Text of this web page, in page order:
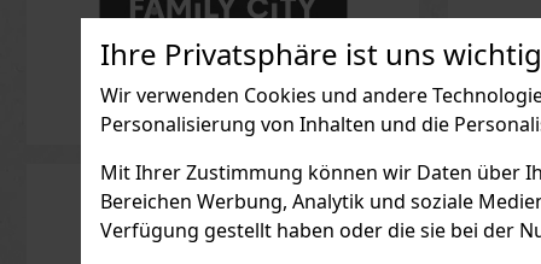
Ihre Privatsphäre ist uns
Wir verwenden Cookies und andere
Personalisierung von Inhalten und die
Mit Ihrer Zustimmung können wir Daten über
Bereichen Werbung, Analytik und soziale
Verfügung gestellt haben oder die sie bei der